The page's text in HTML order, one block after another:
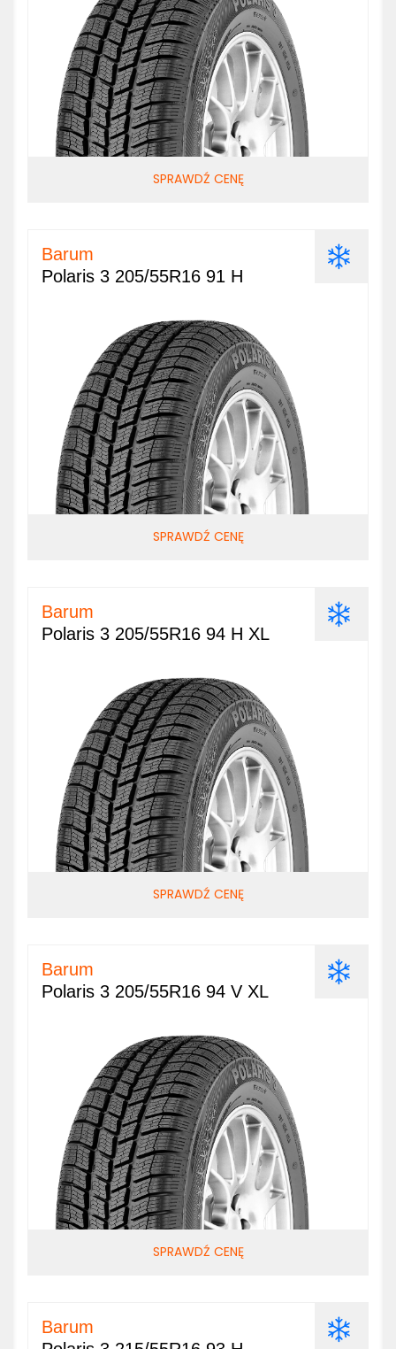
SPRAWDŹ CENĘ
Barum
Polaris 3 205/55R16 91 H
SPRAWDŹ CENĘ
Barum
Polaris 3 205/55R16 94 H XL
SPRAWDŹ CENĘ
Barum
Polaris 3 205/55R16 94 V XL
SPRAWDŹ CENĘ
Barum